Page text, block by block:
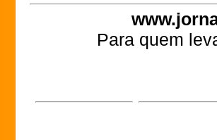
Para quem